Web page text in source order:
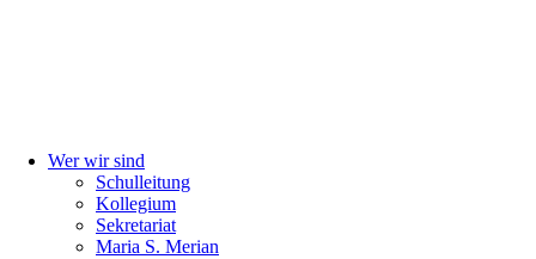
Wer wir sind
Schulleitung
Kollegium
Sekretariat
Maria S. Merian